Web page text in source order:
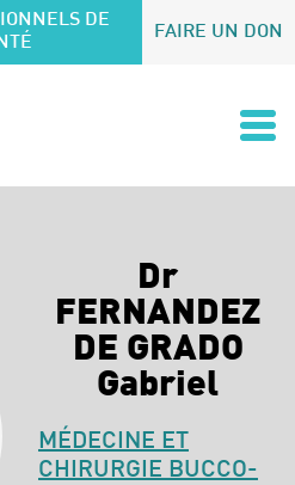
DE
FAIRE UN DON
Dr
FERNANDEZ
DE GRADO
Gabriel
MÉDECINE ET
CHIRURGIE BUCCO-